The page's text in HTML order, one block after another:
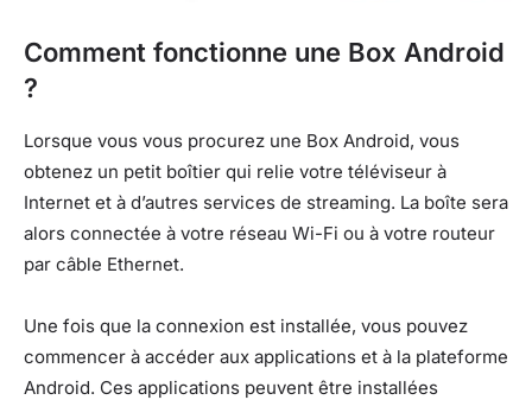
Comment fonctionne une Box Android
?
Lorsque vous vous procurez une Box Android, vous
obtenez un petit boîtier qui relie votre téléviseur à
Internet et à d’autres services de streaming. La boîte sera
alors connectée à votre réseau Wi-Fi ou à votre routeur
par câble Ethernet.
Une fois que la connexion est installée, vous pouvez
commencer à accéder aux applications et à la plateforme
Android. Ces applications peuvent être installées